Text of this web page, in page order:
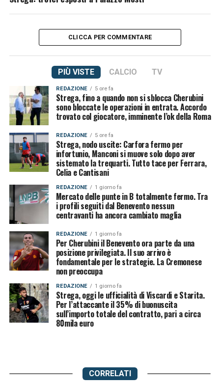
CLICCA PER COMMENTARE
PIÙ VISTE CALCIO TV
REDAZIONE 5 ore fa
Strega, fino a quando non si sblocca Cherubini
sono bloccate le operazioni in entrata. Accordo
trovato col giocatore, imminente l’ok della Roma
REDAZIONE 5 ore fa
Strega, nodo uscite: Carfora fermo per
infortunio, Manconi si muove solo dopo aver
sistemato la trequarti. Tutto tace per Ferrara,
Celia e Cantisani
REDAZIONE 1 giorno fa
Mercato delle punte in B totalmente fermo. Tra
i profili seguiti dal Benevento nessun
centravanti ha ancora cambiato maglia
REDAZIONE 1 giorno fa
Per Cherubini il Benevento ora parte da una
posizione privilegiata. Il suo arrivo è
fondamentale per le strategie. La Cremonese
non preoccupa
REDAZIONE 1 giorno fa
Strega, oggi le ufficialità di Viscardi e Starita.
Per l’attaccante il 35% di buonuscita
sull’importo totale del contratto, pari a circa
80mila euro
CORRELATI